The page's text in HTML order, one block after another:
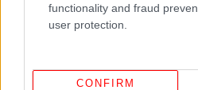
functionality and fraud
user protection.
CONFIRM